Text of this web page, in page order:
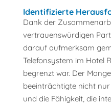
Identifizierte
Dank der
vertrauenswürdigen
darauf aufmerksam
Telefonsystem im Hotel
begrenzt war. Der
beeinträchtigte nicht
und die Fähigkeit, die